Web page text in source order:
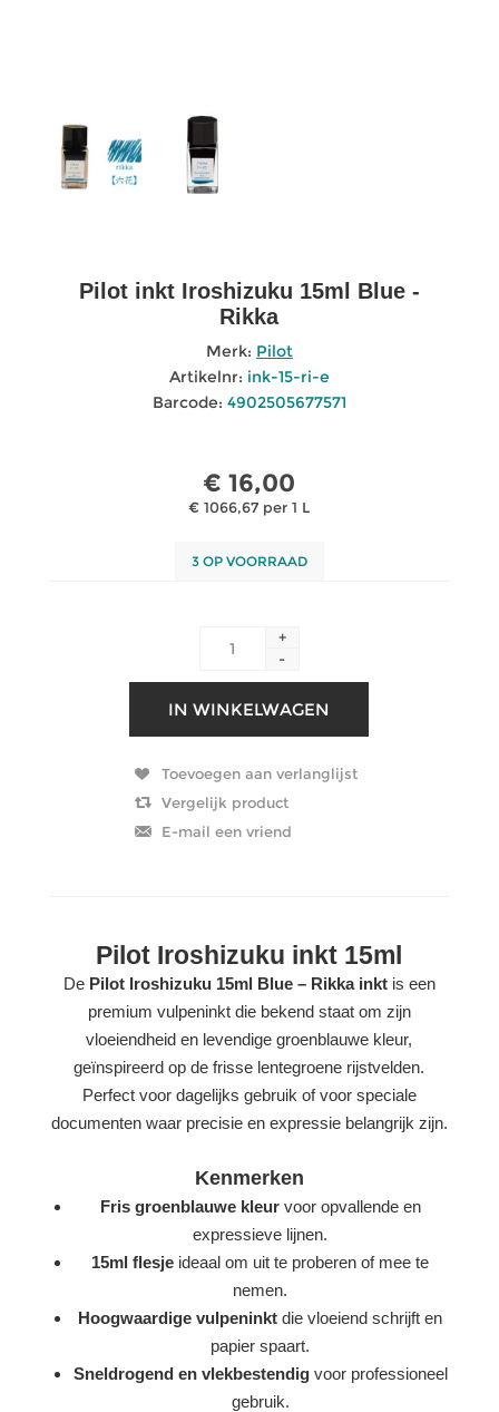
Pilot inkt Iroshizuku 15ml Blue -
Rikka
Merk: Pilot
Artikelnr: ink-15-ri-e
Barcode: 4902505677571
€ 16,00
€ 1066,67 per 1 L
3 OP VOORRAAD
+
-
Pilot Iroshizuku inkt 15ml
De Pilot Iroshizuku 15ml Blue – Rikka inktis een
premium vulpeninkt die bekend staat om zijn
vloeiendheid en levendige groenblauwe kleur,
geïnspireerd op de frisse lentegroene rijstvelden.
Perfect voor dagelijks gebruik of voor speciale
documenten waar precisie en expressie belangrijk zijn.
Kenmerken
Fris groenblauwe kleurvoor opvallende en
expressieve lijnen.
15ml flesje ideaal om uit te proberen of mee te
nemen.
Hoogwaardige vulpeninkt die vloeiend schrijft en
papier spaart.
Sneldrogend en vlekbestendigvoor professioneel
gebruik.